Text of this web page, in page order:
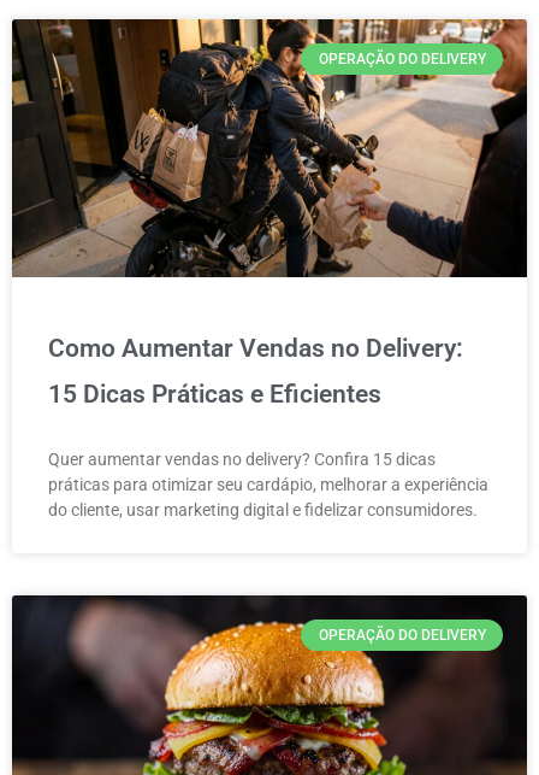
OPERAÇÃO DO DELIVERY
Como Aumentar Vendas no Delivery:
15 Dicas Práticas e Eficientes
Quer aumentar vendas no delivery? Confira 15 dicas
práticas para otimizar seu cardápio, melhorar a experiência
do cliente, usar marketing digital e fidelizar consumidores.
OPERAÇÃO DO DELIVERY